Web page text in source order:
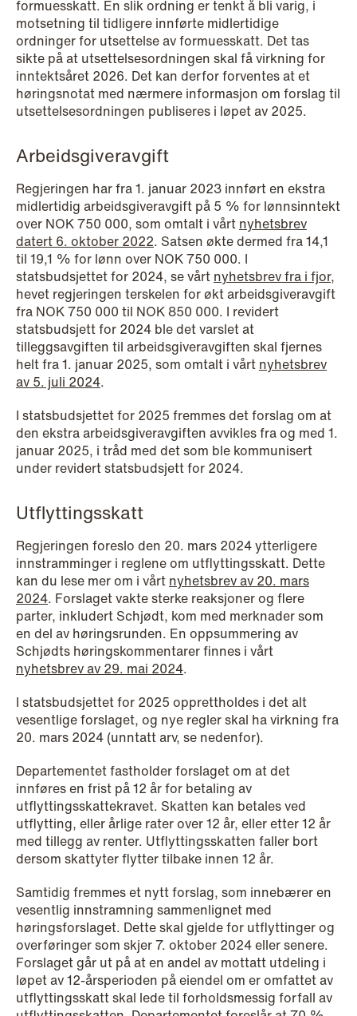
SPC and modern medicine
Read more
NEWS
When your former founder takes the
database
Read more
Data centers: The cloud and AI
development act
Read more
formuesskatt. En slik ordning er tenkt å bli varig, i
motsetning til tidligere innførte midlertidige
ordninger for utsettelse av formuesskatt. Det tas
sikte på at utsettelsesordningen skal få virkning for
inntektsåret 2026. Det kan derfor forventes at et
høringsnotat med nærmere informasjon om forslag til
utsettelsesordningen publiseres i løpet av 2025.
Arbeidsgiveravgift
Regjeringen har fra 1. januar 2023 innført en ekstra
midlertidig arbeidsgiveravgift på 5 % for lønnsinntekt
over NOK 750 000, som omtalt i vårt nyhetsbrev
datert 6. oktober 2022. Satsen økte dermed fra 14,1
til 19,1 % for lønn over NOK 750 000. I
statsbudsjettet for 2024, se vårt nyhetsbrev fra i fjor,
hevet regjeringen terskelen for økt arbeidsgiveravgift
fra NOK 750 000 til NOK 850 000. I revidert
statsbudsjett for 2024 ble det varslet at
tilleggsavgiften til arbeidsgiveravgiften skal fjernes
helt fra 1. januar 2025, som omtalt i vårt nyhetsbrev
av 5. juli 2024.
I statsbudsjettet for 2025 fremmes det forslag om at
den ekstra arbeidsgiveravgiften avvikles fra og med 1.
januar 2025, i tråd med det som ble kommunisert
under revidert statsbudsjett for 2024.
Utflyttingsskatt
Regjeringen foreslo den 20. mars 2024 ytterligere
innstramminger i reglene om utflyttingsskatt. Dette
kan du lese mer om i vårt nyhetsbrev av 20. mars
2024. Forslaget vakte sterke reaksjoner og flere
parter, inkludert Schjødt, kom med merknader som
en del av høringsrunden. En oppsummering av
Schjødts høringskommentarer finnes i vårt
nyhetsbrev av 29. mai 2024.
I statsbudsjettet for 2025 opprettholdes i det alt
vesentlige forslaget, og nye regler skal ha virkning fra
20. mars 2024 (unntatt arv, se nedenfor).
Departementet fastholder forslaget om at det
innføres en frist på 12 år for betaling av
utflyttingsskattekravet. Skatten kan betales ved
utflytting, eller årlige rater over 12 år, eller etter 12 år
med tillegg av renter. Utflyttingsskatten faller bort
dersom skattyter flytter tilbake innen 12 år.
Samtidig fremmes et nytt forslag, som innebærer en
vesentlig innstramning sammenlignet med
høringsforslaget. Dette skal gjelde for utflyttinger og
overføringer som skjer 7. oktober 2024 eller senere.
Forslaget går ut på at en andel av mottatt utdeling i
løpet av 12-årsperioden på eiendel om er omfattet av
utflyttingsskatt skal lede til forholdsmessig forfall av